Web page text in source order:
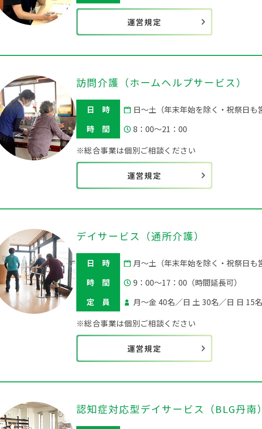
運営規定
訪問介護 （ホームヘルプサービス）
日 時
日～土（年末年始を除く・祝祭日も
時 間
8：00～21：00
※総合事業は個別ご相談ください
運営規定
デイサービス（通所介護）
日 時
月～土（年末年始を除く・祝祭日も
時 間
9：00～17：00（時間延長可）
定 員
月～金 40名／日 土 30名／日 日 15
※総合事業は個別ご相談ください
運営規定
認知症対応型デイサービス （BLG丹南